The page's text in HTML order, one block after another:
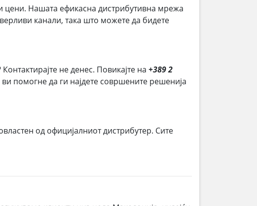
цени. Нашата ефикасна дистрибутивна мрежа
канали, така што можете да бидете
Контактирајте не денес. Повикајте на +389 2
помогне да ги најдете совршените решенија
од официјалниот дистрибутер. Сите